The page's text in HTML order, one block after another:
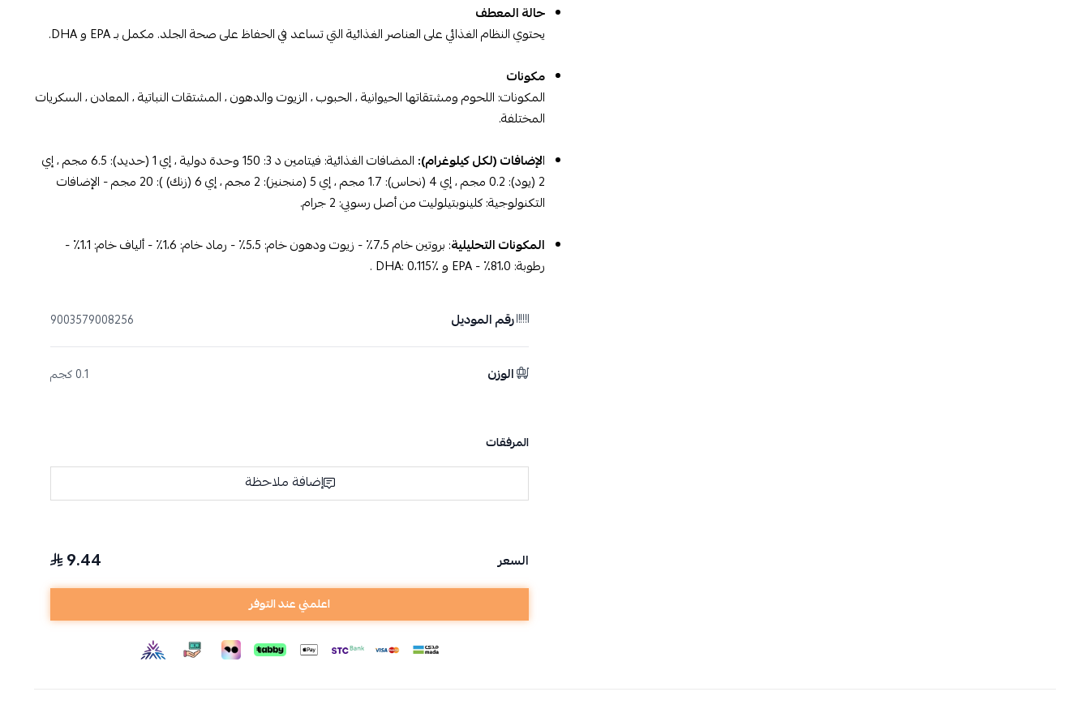
حالة المعطف
يحتوي النظام الغذائي على العناصر الغذائية التي تساعد في الحفاظ على صحة الجلد. مكمل بـ EPA و DHA.
مكونات
المكونات: اللحوم ومشتقاتها الحيوانية ، الحبوب ، الزيوت والدهون ، المشتقات النباتية ، المعادن ، السكريات
المختلفة.
الإضافات (لكل كيلوغرام):
المضافات الغذائية: فيتامين د 3: 150 وحدة دولية ، إي 1 (حديد): 6.5 مجم ، إي
2 (يود): 0.2 مجم ، إي 4 (نحاس): 1.7 مجم ، إي 5 (منجنيز): 2 مجم ، إي 6 (زنك) ): 20 مجم - الإضافات
التكنولوجية: كلينوبتيلوليت من أصل رسوبي: 2 جرام.
المكونات التحليلية
: بروتين خام 7،5٪ - زيوت ودهون خام: 5،5٪ - رماد خام: 1،6٪ - ألياف خام: 1،1٪ -
رطوبة: 81،0٪ - EPA و DHA: 0،115٪ .
رقم الموديل 9003579008256
الوزن 0.1 كجم
المرفقات
إضافة ملاحظة
السعر 9.44
اعلمني عند التوفر